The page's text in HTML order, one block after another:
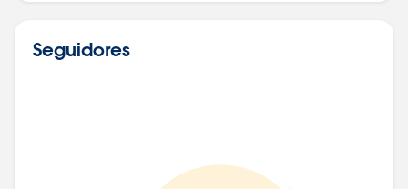
Seguidores